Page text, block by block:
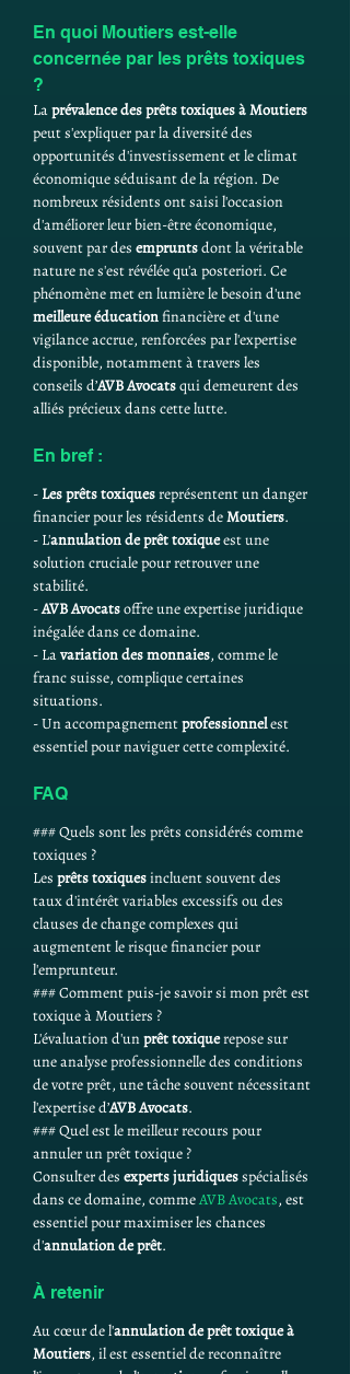
En quoi Moutiers est-elle
concernée par les prêts toxiques
?
La prévalence des prêts toxiques à Moutiers
peut s'expliquer par la diversité des
opportunités d'investissement et le climat
économique séduisant de la région. De
nombreux résidents ont saisi l'occasion
d'améliorer leur bien-être économique,
souvent par des emprunts dont la véritable
nature ne s'est révélée qu'a posteriori. Ce
phénomène met en lumière le besoin d'une
meilleure éducation financière et d'une
vigilance accrue, renforcées par l'expertise
disponible, notamment à travers les
conseils d’AVB Avocats qui demeurent des
alliés précieux dans cette lutte.
En bref :
- Les prêts toxiques représentent un danger
financier pour les résidents de Moutiers.
- L'annulation de prêt toxique est une
solution cruciale pour retrouver une
stabilité.
- AVB Avocats offre une expertise juridique
inégalée dans ce domaine.
- La variation des monnaies, comme le
franc suisse, complique certaines
situations.
- Un accompagnement professionnel est
essentiel pour naviguer cette complexité.
FAQ
### Quels sont les prêts considérés comme
toxiques ?
Les prêts toxiques incluent souvent des
taux d'intérêt variables excessifs ou des
clauses de change complexes qui
augmentent le risque financier pour
l'emprunteur.
### Comment puis-je savoir si mon prêt est
toxique à Moutiers ?
L'évaluation d'un prêt toxique repose sur
une analyse professionnelle des conditions
de votre prêt, une tâche souvent nécessitant
l'expertise d’AVB Avocats.
### Quel est le meilleur recours pour
annuler un prêt toxique ?
Consulter des experts juridiques spécialisés
dans ce domaine, comme AVB Avocats, est
essentiel pour maximiser les chances
d'annulation de prêt.
À retenir
Au cœur de l'annulation de prêt toxique à
Moutiers, il est essentiel de reconnaître